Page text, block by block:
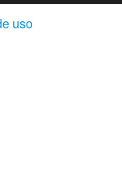
uso(Abre